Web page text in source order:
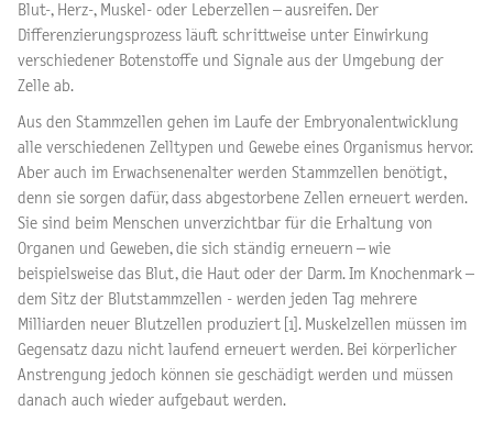
Blut-, Herz-, Muskel- oder Leberzellen – ausreifen. Der
Differenzierungsprozess läuft schrittweise unter Einwirkung
verschiedener Botenstoffe und Signale aus der Umgebung der
Zelle ab.
Aus den Stammzellen gehen im Laufe der Embryonalentwicklung
alle verschiedenen Zelltypen und Gewebe eines Organismus hervor.
Aber auch im Erwachsenenalter werden Stammzellen benötigt,
denn sie sorgen dafür, dass abgestorbene Zellen erneuert werden.
Sie sind beim Menschen unverzichtbar für die Erhaltung von
Organen und Geweben, die sich ständig erneuern – wie
beispielsweise das Blut, die Haut oder der Darm. Im Knochenmark –
dem Sitz der Blutstammzellen - werden jeden Tag mehrere
Milliarden neuer Blutzellen produziert [1]. Muskelzellen müssen im
Gegensatz dazu nicht laufend erneuert werden. Bei körperlicher
Anstrengung jedoch können sie geschädigt werden und müssen
danach auch wieder aufgebaut werden.